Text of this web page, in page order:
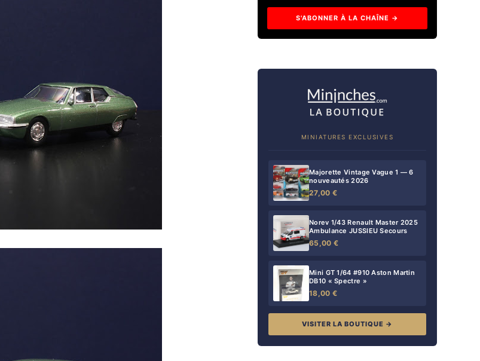
S'ABONNER À LA CHAÎNE →
MINIATURES EXCLUSIVES
Majorette Vintage Vague 1 — 6
nouveautés 2026
27,00 €
Norev 1/43 Renault Master 2025
Ambulance JUSSIEU Secours
65,00 €
Mini GT 1/64 #910 Aston Martin
DB10 « Spectre »
18,00 €
VISITER LA BOUTIQUE →